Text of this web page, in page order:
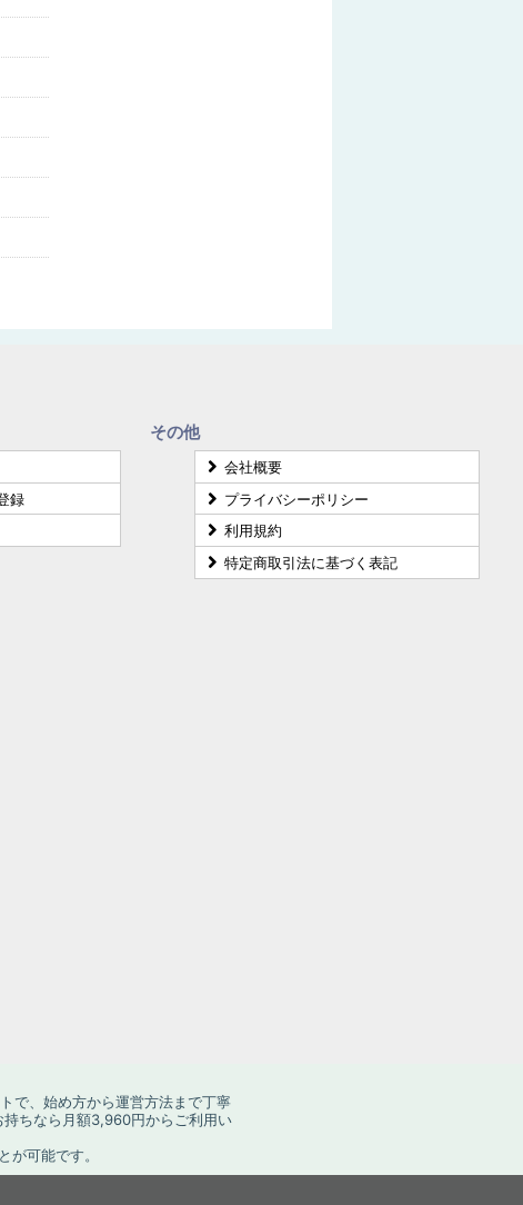
録
その他
会社概要
プライバシーポリシー
利用規約
特定商取引法に基づく表記
で、始め方から運営方法まで丁寧
ちなら月額3,960円からご利用い
が可能です。